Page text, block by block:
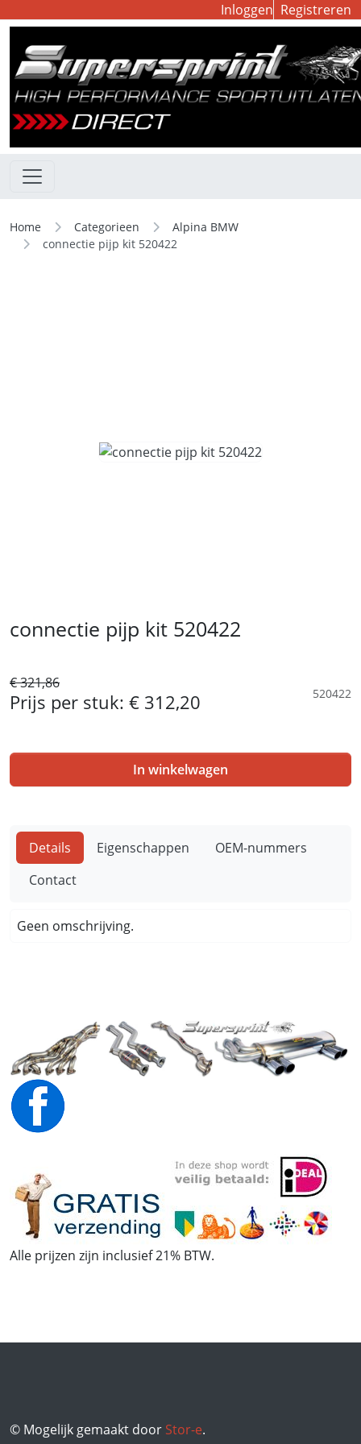
Inloggen Registreren
Home Categorieen
Alpina BMW
connectie pijp kit 520422
connectie pijp kit 520422
€ 321,86
Prijs per stuk: € 312,20 520422
In winkelwagen
Details Eigenschappen
OEM-nummers
Contact
Geen omschrijving.
Alle prijzen zijn inclusief 21% BTW.
© Mogelijk gemaakt door Stor-e.